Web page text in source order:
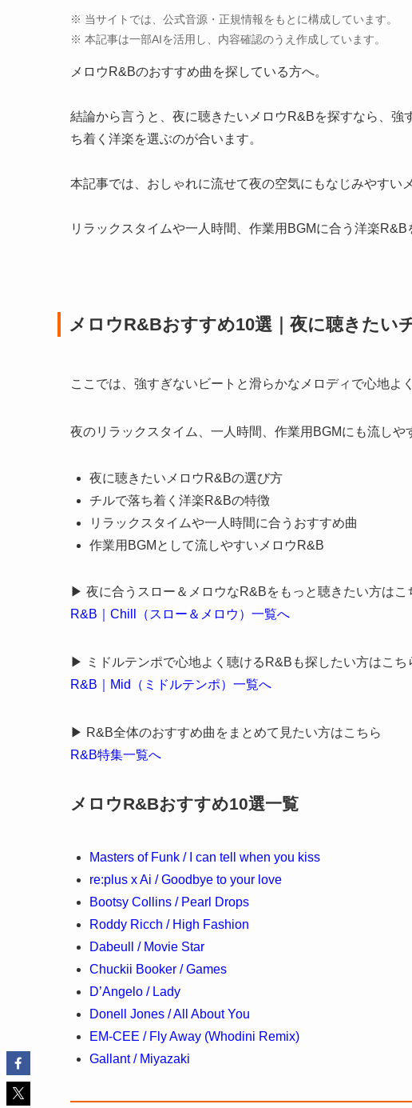
※ 当サイトでは、公式音源・正規情報をもとに構成しています。
※ 本記事は一部AIを活用し、内容確認のうえ作成しています。
メロウR&Bのおすすめ曲を探している方へ。
結論から言うと、夜に聴きたいメロウR&Bを探すなら、
ち着く洋楽を選ぶのが合います。
本記事では、おしゃれに流せて夜の空気にもなじみやすい
リラックスタイムや一人時間、作業用BGMに合う洋楽
メロウR&Bおすすめ10選｜夜に聴きたい
ここでは、強すぎないビートと滑らかなメロディで心地よ
夜のリラックスタイム、一人時間、作業用BGMにも流しや
夜に聴きたいメロウR&Bの選び方
チルで落ち着く洋楽R&Bの特徴
リラックスタイムや一人時間に合うおすすめ曲
作業用BGMとして流しやすいメロウR&B
▶ 夜に合うスロー＆メロウなR&Bをもっと聴きたい方はこ
R&B｜Chill（スロー＆メロウ）一覧へ
▶ ミドルテンポで心地よく聴けるR&Bも探したい方はこち
R&B｜Mid（ミドルテンポ）一覧へ
▶ R&B全体のおすすめ曲をまとめて見たい方はこちら
R&B特集一覧へ
メロウR&Bおすすめ10選一覧
Masters of Funk / I can tell when you kiss
re:plus x Ai / Goodbye to your love
Bootsy Collins / Pearl Drops
Roddy Ricch / High Fashion
Dabeull / Movie Star
Chuckii Booker / Games
D’Angelo / Lady
Donell Jones / All About You
EM-CEE / Fly Away (Whodini Remix)
Gallant / Miyazaki